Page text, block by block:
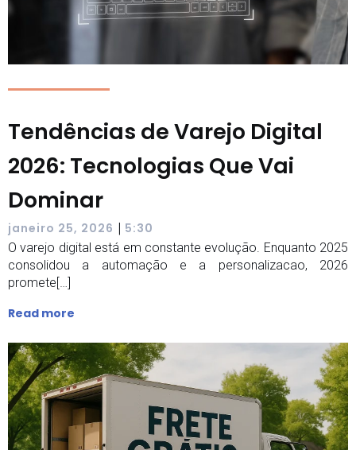
Tendências de Varejo Digital
2026: Tecnologias Que Vai
Dominar
janeiro 25, 2026 | 5:30
O varejo digital está em constante evolução. Enquanto 2025
consolidou a automação e a personalizacao, 2026
promete[…]
Read more